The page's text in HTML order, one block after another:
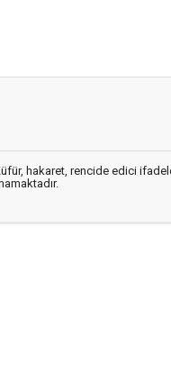
hakaret, rencide edici